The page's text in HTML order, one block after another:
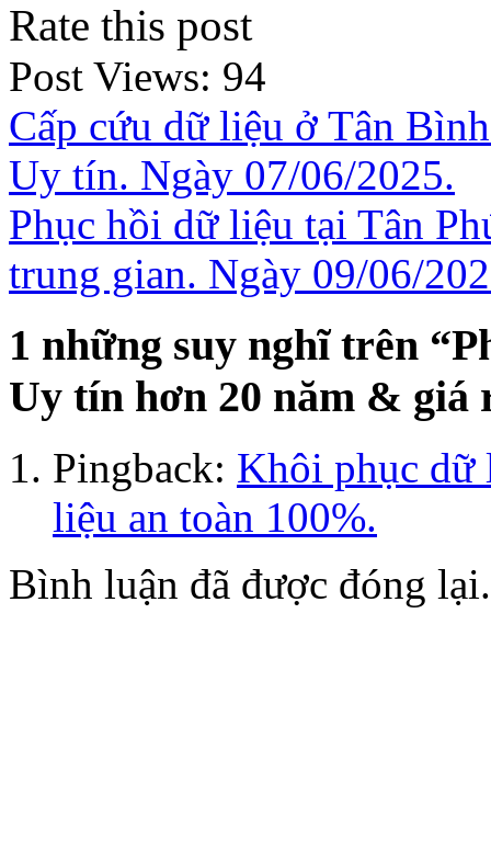
Rate this post
Post Views: 94
Cấp cứu dữ liệu ở Tân
Uy tín. Ngày 07/06/2025.
Phục hồi dữ liệu tại Tân
trung gian. Ngày 09/06/
1 những suy nghĩ trên “
Uy tín hơn 20 năm & giá
Pingback: Khôi phục dữ
liệu an toàn 100%.
Bình luận đã được đóng lại.